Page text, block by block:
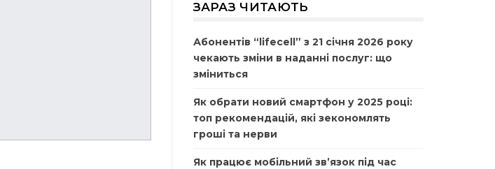
ЗАРАЗ ЧИТАЮТЬ
Абонентів “lifecell” з 21 січня 2026 року
чекають зміни в наданні послуг: що
зміниться
Як обрати новий смартфон у 2025 році:
топ рекомендацій, які зекономлять
гроші та нерви
Як працює мобільний зв’язок під час